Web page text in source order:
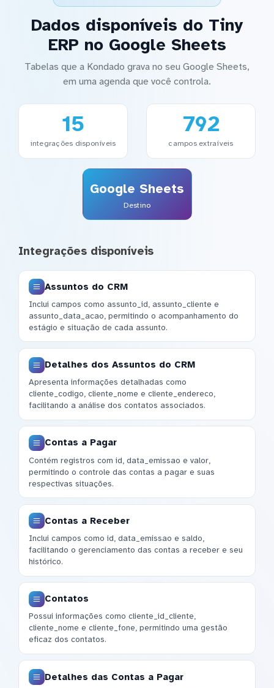
Dados disponíveis do Tiny
ERP no Google Sheets
Tabelas que a Kondado grava no seu Google Sheets,
em uma agenda que você controla.
15
integrações disponíveis
792
campos extraíveis
Google Sheets
Destino
Integrações disponíveis
Assuntos do CRM
Inclui campos como assunto_id, assunto_cliente e
assunto_data_acao, permitindo o acompanhamento do
estágio e situação de cada assunto.
Detalhes dos Assuntos do CRM
Apresenta informações detalhadas como
cliente_codigo, cliente_nome e cliente_endereco,
facilitando a análise dos contatos associados.
Contas a Pagar
Contém registros com id, data_emissao e valor,
permitindo o controle das contas a pagar e suas
respectivas situações.
Contas a Receber
Inclui campos como id, data_emissao e saldo,
facilitando o gerenciamento das contas a receber e seu
histórico.
Contatos
Possui informações como cliente_id_cliente,
cliente_nome e cliente_fone, permitindo uma gestão
eficaz dos contatos.
Detalhes das Contas a Pagar